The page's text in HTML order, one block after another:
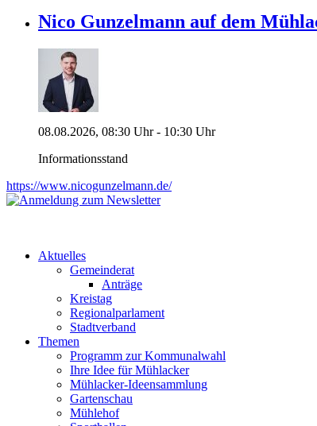
Nico Gunzelmann auf dem
08.08.2026, 08:30 Uhr - 10:30 Uhr
Informationsstand
https://www.nicogunzelmann.de/
Aktuelles
Gemeinderat
Anträge
Kreistag
Regionalparlament
Stadtverband
Themen
Programm zur Kommunalwahl
Ihre Idee für Mühlacker
Mühlacker-Ideensammlung
Gartenschau
Mühlehof